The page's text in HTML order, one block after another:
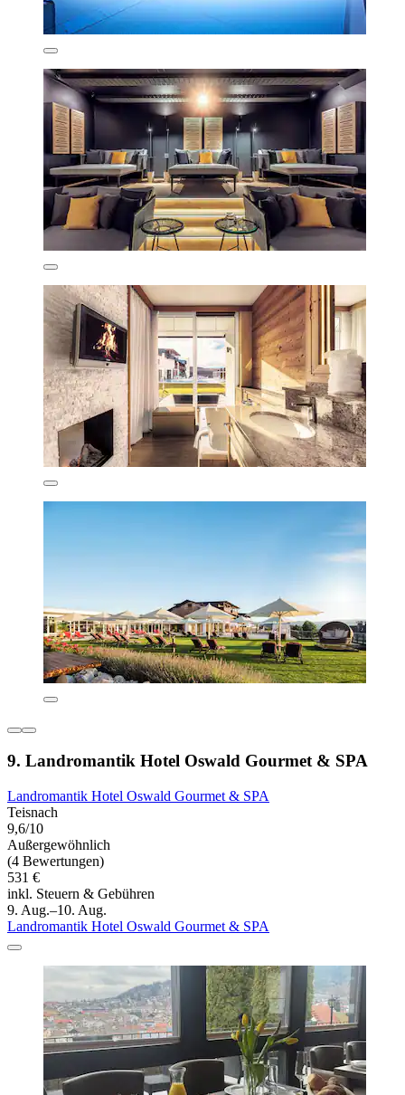
9. Landromantik Hotel Oswald Gourmet & SPA
Landromantik Hotel Oswald Gourmet & SPA
Teisnach
9,6/10
Außergewöhnlich
(4 Bewertungen)
531 €
inkl. Steuern & Gebühren
9. Aug.–10. Aug.
Landromantik Hotel Oswald Gourmet & SPA